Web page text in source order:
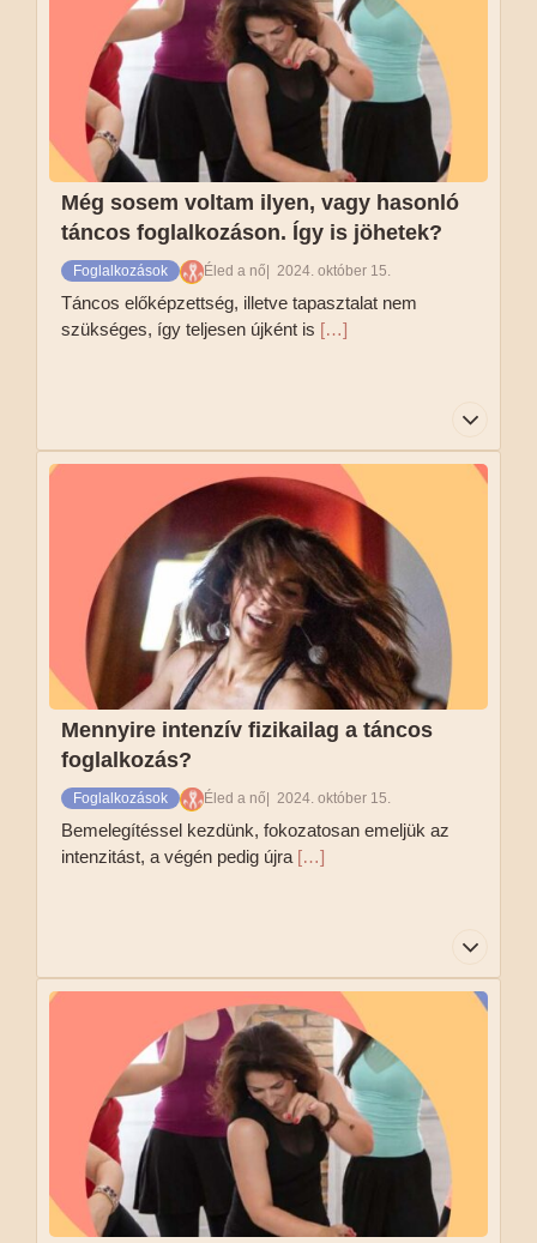
🙂 Ha mozogni tudsz, akkor neked való.
Tovább olvasom
Még sosem voltam ilyen, vagy hasonló
táncos foglalkozáson. Így is jöhetek?
Foglalkozások Éled a nő 2024. október 15.
Táncos előképzettség, illetve tapasztalat nem
szükséges, így teljesen újként is […]
Táncos előképzettség, illetve tapasztalat nem
szükséges, így teljesen újként is bátran és
nyugodtan részt vehetsz a táncos foglalkozáson.
Tovább olvasom
Mennyire intenzív fizikailag a táncos
foglalkozás?
Foglalkozások Éled a nő 2024. október 15.
Bemelegítéssel kezdünk, fokozatosan emeljük az
intenzitást, a végén pedig újra […]
Bemelegítéssel kezdünk, fokozatosan emeljük
az intenzitást, a végén pedig újra lelassítjuk a
mozdulatainkat. Emellett fontos még tudni, hogy
ha úgy érzed, hogy fáradtabb vagy, illetve
kevesebb az energiád épp, akkor a foglalkozás
intenzívebb szakaszában is lehet választani
kevésbé erőteljes szintű mozgást, ahogy éppen
jólesik.